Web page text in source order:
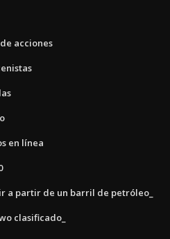
acciones
en línea
a partir de un barril de petróleo_
clasificado_